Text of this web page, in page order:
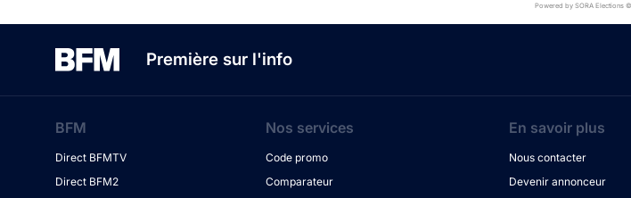
Powered by SORA Elections
Première sur l'info
BFM
Direct BFMTV
Direct BFM2
Nos services
Code promo
Comparateur
En savoir plus
Nous contacter
Devenir annonceur